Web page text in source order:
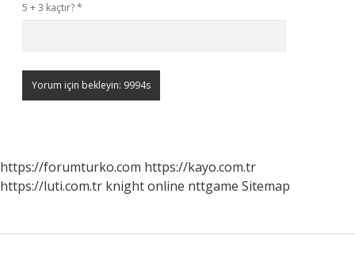
5 + 3 kaçtır?*
https://forumturko.com https://kayo.com.tr
https://luti.com.tr knight online nttgame Sitemap